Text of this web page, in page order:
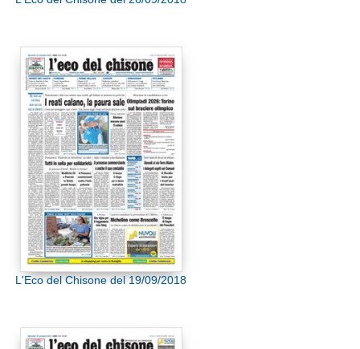
L'Eco del Chisone del 19/09/2018